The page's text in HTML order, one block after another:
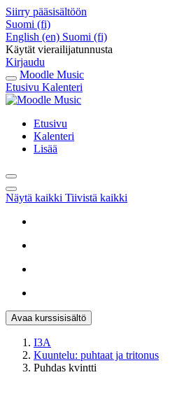
Siirry pääsisältöön
Suomi ‎(fi)‎
English ‎(en)‎ Suomi ‎(fi)‎
Käytät vierailijatunnusta
Kirjaudu
Moodle Music
Etusivu Kalenteri
Etusivu
Kalenteri
Lisää
Näytä kaikki Tiivistä kaikki
Avaa kurssisisältö
I3A
Kuuntelu: puhtaat ja tritonus
Puhdas kvintti